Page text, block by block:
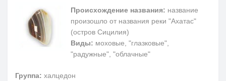
Происхождение названия: название
произошло от названия реки "Ахатас"
(остров Сицилия)
Виды: моховые, "глазковые",
"радужные", "облачные"
Группа: халцедон